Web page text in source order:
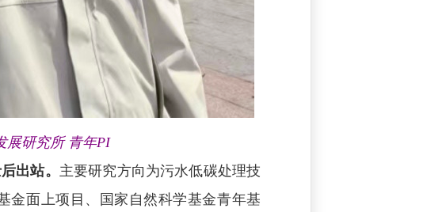
展研究所 青年PI
出站。 主要研究方向为污水低碳处理技
金面上项目、国家自然科学基金青年基